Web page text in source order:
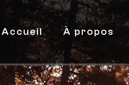
Accueil À propos